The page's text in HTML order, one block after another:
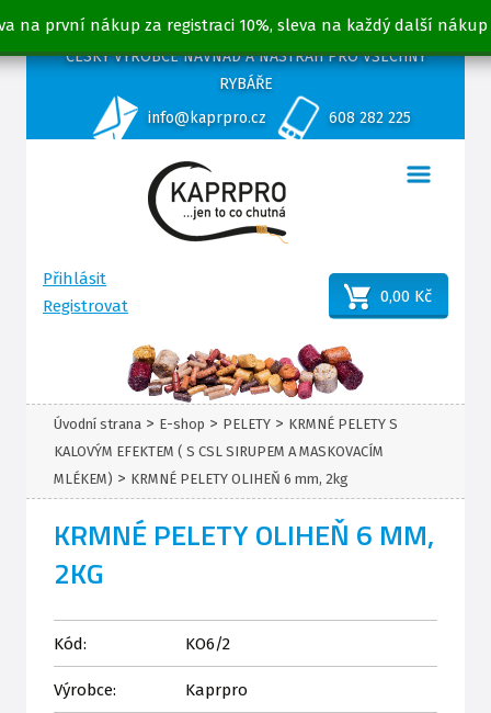
na první nákup za registraci 10%, sleva na každý další nákup
ČESKÝ VÝROBCE NÁVNAD A NÁSTRAH PRO VŠECHNY
RYBÁŘE
info@kaprpro.cz
608 282 225
Přihlásit
Registrovat
0,00 Kč
Úvodní strana > E-shop > PELETY > KRMNÉ PELETY S
KALOVÝM EFEKTEM ( S CSL SIRUPEM A MASKOVACÍM
MLÉKEM) > KRMNÉ PELETY OLIHEŇ 6 mm, 2kg
KRMNÉ PELETY OLIHEŇ 6 MM,
2KG
Kód: KO6/2
Výrobce: Kaprpro